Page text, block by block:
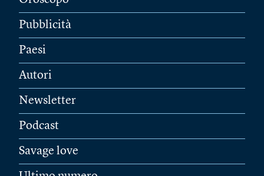
Pubblicità
Paesi
Autori
Newsletter
Podcast
Savage love